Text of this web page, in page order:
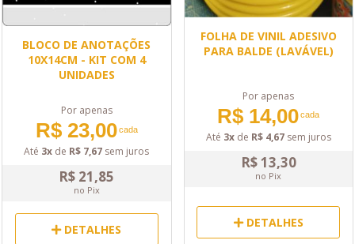
BLOCO DE ANOTAÇÕES
10X14CM - KIT COM 4
UNIDADES
Por apenas
R$ 23,00cada
Até 3x de R$ 7,67 sem juros
R$ 21,85
no Pix
DETALHES
FOLHA DE VINIL ADESIVO
PARA BALDE (LAVÁVEL)
Por apenas
R$ 14,00cada
Até 3xde R$ 4,67sem juros
R$ 13,30
no Pix
DETALHES